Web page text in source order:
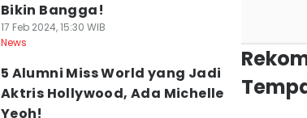
Bikin Bangga!
17 Feb 2024, 15:30 WIB
News
5 Alumni Miss World yang Jadi
Aktris Hollywood, Ada Michelle
Yeoh!